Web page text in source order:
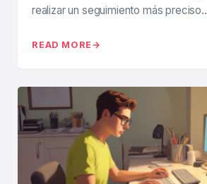
realizar un seguimiento más
READ MORE